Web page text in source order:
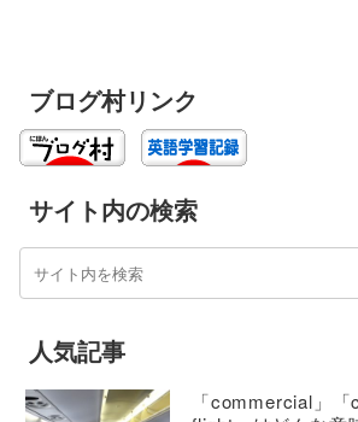
ブログ村リンク
サイト内の検索
人気記事
「commercial」